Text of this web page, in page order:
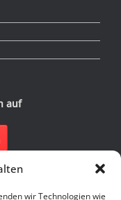
wir Technologien wie
auf